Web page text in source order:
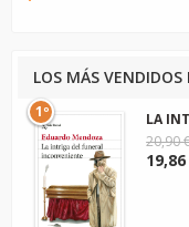
LOS MÁS VENDIDOS
1º
LA
20,90